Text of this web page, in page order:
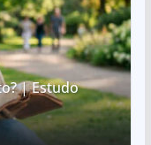
| Estudo